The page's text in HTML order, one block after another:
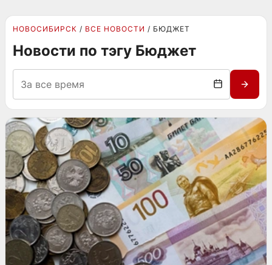
НОВОСИБИРСК ВСЕ НОВОСТИ БЮДЖЕТ
Новости по тэгу Бюджет